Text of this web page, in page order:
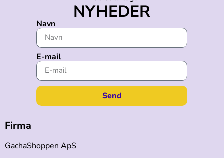
NYHEDER
Navn
E-mail
Send
Firma
GachaShoppen ApS